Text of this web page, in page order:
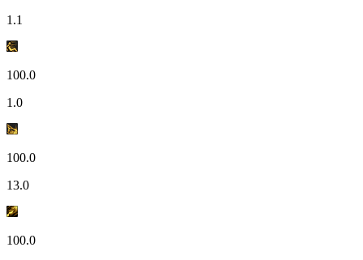
1.1
100.0
1.0
100.0
13.0
100.0